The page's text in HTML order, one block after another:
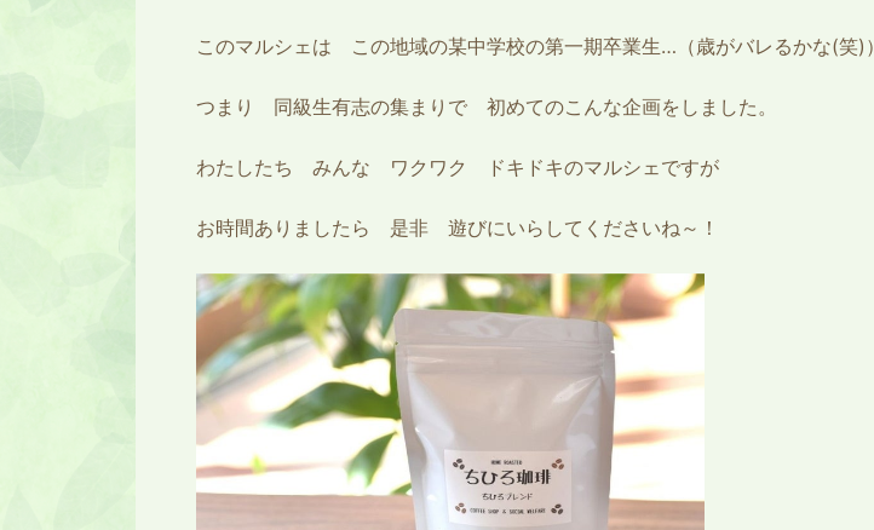
このマルシェは この地域の某中学校の第一期卒業生…（歳がバレるかな(笑)）
つまり 同級生有志の集まりで 初めてのこんな企画をしました。
わたしたち みんな ワクワク ドキドキのマルシェですが
お時間ありましたら 是非 遊びにいらしてくださいね～！